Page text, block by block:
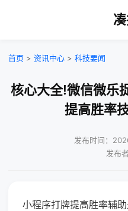
首页 > 资讯中心 > 科技要闻
核心大全!微信微乐
提高胜率
发布时间：
发布
小程序打牌提高胜率辅